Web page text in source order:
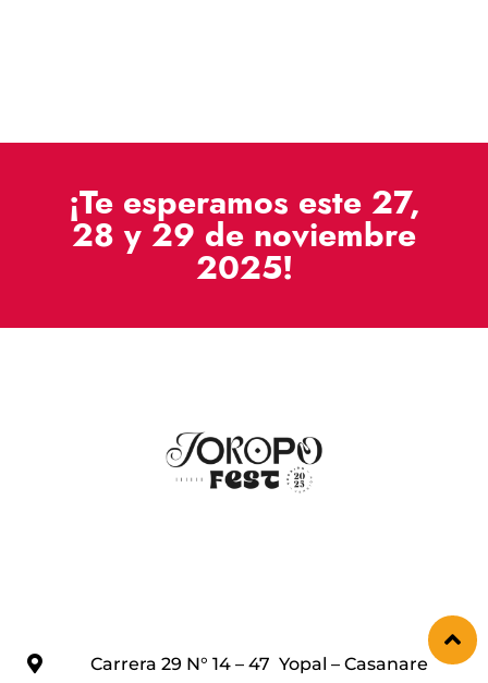
¡Te esperamos este 27,
28 y 29 de noviembre
2025!
Carrera 29 N° 14 – 47 Yopal – Casanare